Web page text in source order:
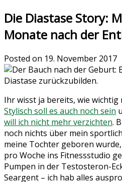
Die Diastase Story:
Monate nach der
Posted on 19. November 2017
Ihr wisst ja bereits, wie wichtig
Stylisch soll es auch noch sein
will ich nicht mehr verzichten.
noch nichts über mein
meine Tochter geboren
pro Woche ins Fitnessstudio
Pumpen in der Testosteron-
Seargent – ich hab alles